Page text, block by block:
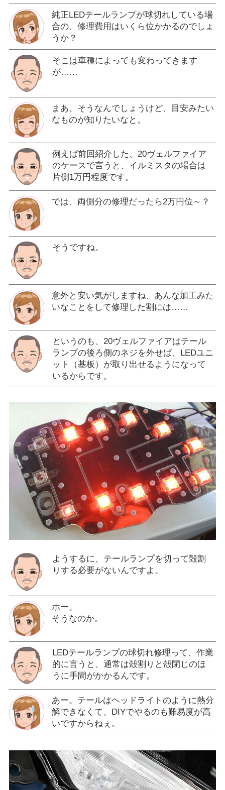
純正LEDテールランプが球切れしている場
合の、修理費用はいくら位かかるのでしょ
うか？
そこは車種によっても変わってきます
が……
まあ、そうなんでしょうけど、目安みたい
なものが知りたいなと。
例えば前回紹介した、20ヴェルファイア
のケースで言うと、イルミスタの場合は
片側1万円程度です。
では、両側分の修理だったら2万円位～？
そうですね。
意外と安い気がしますね、あんな加工みた
いなことをして修理した割には……
というのも、20ヴェルファイアはテール
ランプの後ろ側のネジを外せば、LEDユニ
ット（基板）が取り出せるようになって
いるからです。
ようするに、テールランプを切って殻割
りする必要がないんですよ。
ホー。
そうなのか。
LEDテールランプの球切れ修理って、作業
的に言うと、通常は殻割りと殻閉じのほ
うに手間がかかるんです。
あー。テールはヘッドライトのように熱分
解できなくて、DIYでやるのも難易度が高
いですからねぇ。